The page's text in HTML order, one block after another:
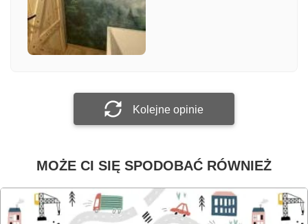
Załącz zdjęcie
Kolejne opinie
MOŻE CI SIĘ SPODOBAĆ RÓWNIEŻ